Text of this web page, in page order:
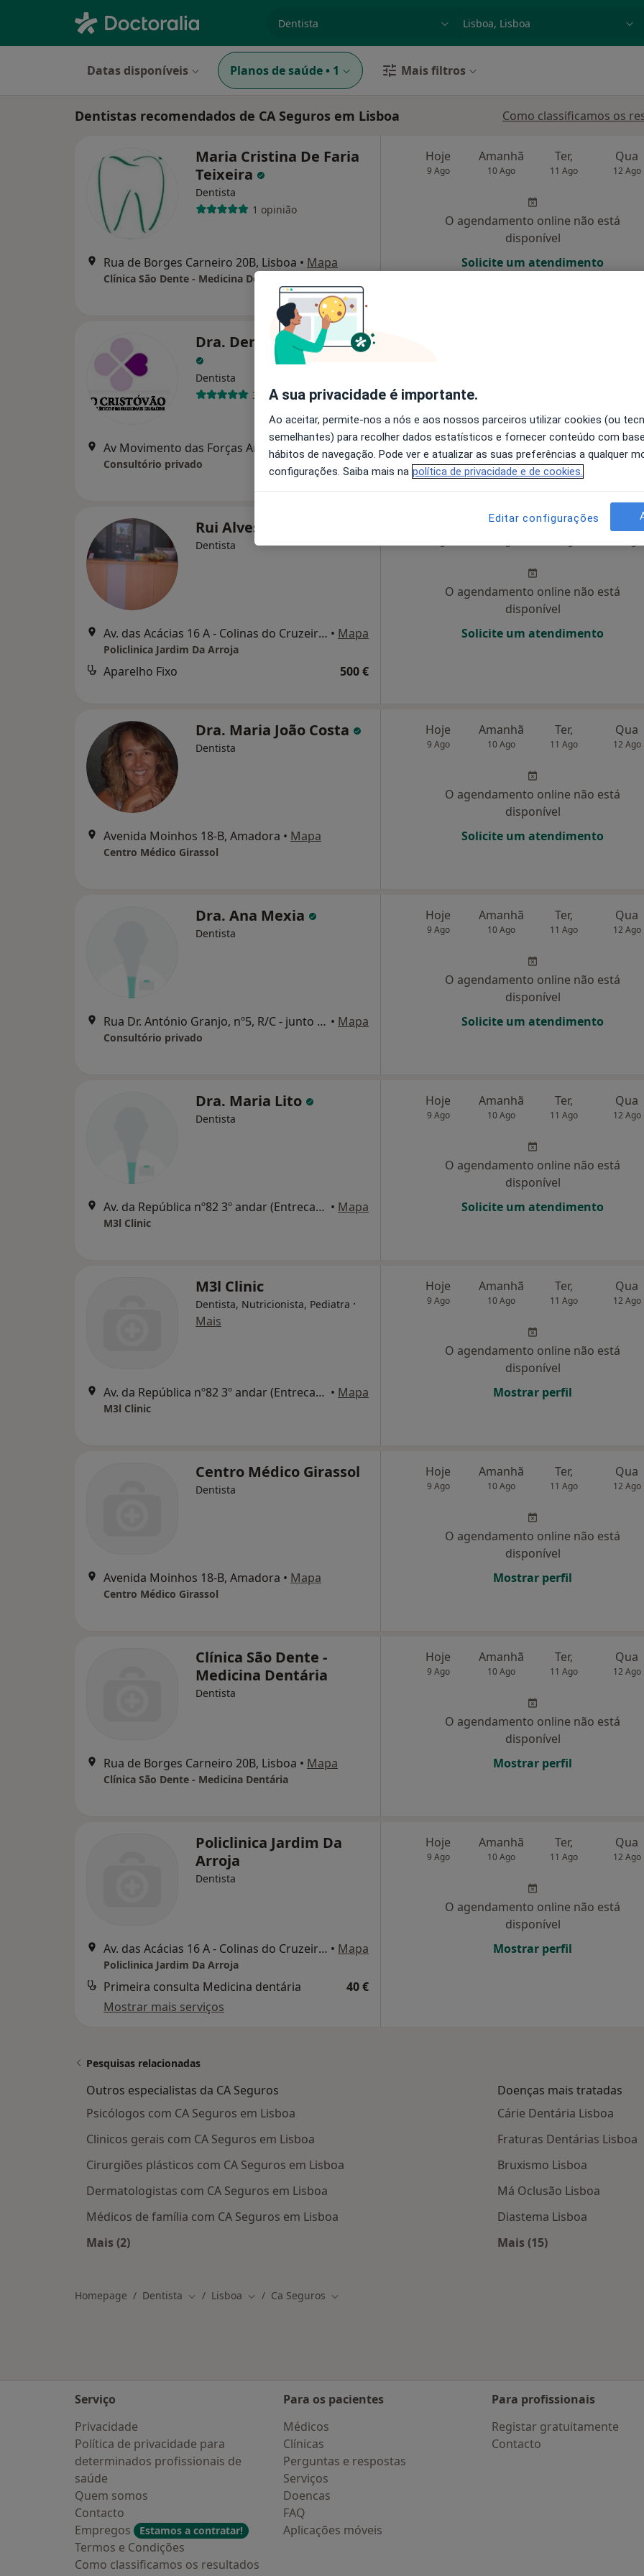
Datas disponíveis Planos de saúde • 1 Mais filtros
Dentistas recomendados de CA Seguros em Lisboa Como classificamos os
Maria Cristina De Faria
Teixeira
Dentista
1 opinião
Rua de Borges Carneiro 20B, Lisboa • Mapa
Clínica São Dente - Medicina Dentária
Hoje
9 Ago
Amanhã
10 Ago
Ter,
11 Ago
Qua
12 Ago
O agendamento online não está
disponível
Solicite um atendimento
Dra. Dentista Amadora
Dentista
3 opiniões
• Mapa
Consultório privado
disponível
Solicite um atendimento
Rui Alves
Dentista
Av. das Acácias 16 A - Colinas do Cruzeiro, Odivelas • Mapa
Policlinica Jardim Da Arroja
Aparelho Fixo 500 €
Amanhã Ter,
O agendamento online não está
disponível
Solicite um atendimento
Dra. Maria João Costa
Dentista
Avenida Moinhos 18-B, Amadora • Mapa
Centro Médico Girassol
Hoje
9 Ago
Amanhã
10 Ago
Ter,
11 Ago
Qua
12 Ago
O agendamento online não está
disponível
Solicite um atendimento
Dra. Ana Mexia
Dentista
Rua Dr. António Granjo, nº5, R/C - junto estação Sete Rios e ao Jardim Zoológico, Lisboa • Mapa
Consultório privado
Hoje
9 Ago
Amanhã
10 Ago
Ter,
11 Ago
Qua
12 Ago
O agendamento online não está
disponível
Solicite um atendimento
Dra. Maria Lito
Dentista
Av. da República nº82 3º andar (Entrecampos) 1600-205 Lisboa, Lisboa • Mapa
M3l Clinic
Hoje
9 Ago
Amanhã
10 Ago
Ter,
11 Ago
Qua
12 Ago
O agendamento online não está
disponível
Solicite um atendimento
M3l Clinic
Dentista, Nutricionista, Pediatra ·
Mais
Av. da República nº82 3º andar (Entrecampos) 1600-205 Lisboa, Lisboa • Mapa
M3l Clinic
Hoje
9 Ago
Amanhã
10 Ago
Ter,
11 Ago
Qua
12 Ago
O agendamento online não está
disponível
Mostrar perfil
Centro Médico Girassol
Dentista
Avenida Moinhos 18-B, Amadora • Mapa
Centro Médico Girassol
Hoje
9 Ago
Amanhã
10 Ago
Ter,
11 Ago
Qua
12 Ago
O agendamento online não está
disponível
Mostrar perfil
Clínica São Dente -
Medicina Dentária
Dentista
Rua de Borges Carneiro 20B, Lisboa • Mapa
Clínica São Dente - Medicina Dentária
Hoje
9 Ago
Amanhã
10 Ago
Ter,
11 Ago
Qua
12 Ago
O agendamento online não está
disponível
Mostrar perfil
Policlinica Jardim Da
Arroja
Dentista
Av. das Acácias 16 A - Colinas do Cruzeiro, Odivelas • Mapa
Policlinica Jardim Da Arroja
Primeira consulta Medicina dentária
40 €
Mostrar mais serviços
Hoje
9 Ago
Amanhã
10 Ago
Ter,
11 Ago
Qua
12 Ago
O agendamento online não está
disponível
Mostrar perfil
Pesquisas relacionadas
Outros especialistas da CA Seguros
Psicólogos com CA Seguros em Lisboa
Clinicos gerais com CA Seguros em Lisboa
Cirurgiões plásticos com CA Seguros em Lisboa
Dermatologistas com CA Seguros em Lisboa
Médicos de família com CA Seguros em Lisboa
Mais (2)
Doenças mais tratadas
Cárie Dentária Lisboa
Fraturas Dentárias Lisboa
Bruxismo Lisboa
Má Oclusão Lisboa
Diastema Lisboa
Mais (15)
Homepage Dentista Mudar de cidade
Lisboa Mudar de cidade
Ca Seguros Mudar de cidade
Serviço
Privacidade
Política de privacidade para
determinados profissionais de
saúde
Quem somos
Contacto
Empregos
Estamos a contratar!
Termos e Condições
Como classificamos os resultados
Para os pacientes
Médicos
Clínicas
Perguntas e respostas
Serviços
Doencas
FAQ
Aplicações móveis
Para profissionais
Registar gratuitamente
Contacto
A sua privacidade é importante.
Ao aceitar, permite-nos a nós e aos nossos parceiros utilizar cookies (ou
semelhantes) para recolher dados estatísticos e fornecer conteúdo com
hábitos de navegação. Pode ver e atualizar as suas preferências a qualquer
configurações. Saiba mais na política de privacidade e de cookies.
Editar configurações